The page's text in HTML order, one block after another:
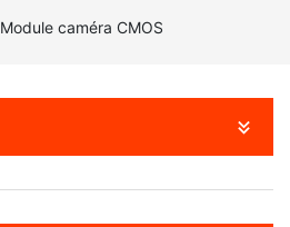
Module caméra CMOS